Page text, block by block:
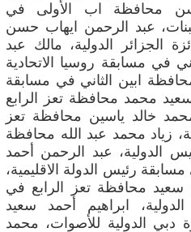
محافظة اب الأولى في
عبد الرحمن ايهاب حسن
الجزائر الدولية، مالك عبد
في مسابقة روسيا الاتحادية
ابين الثاني في مسابقة
محمد محافظة تعز الرابع
خالد ياسين محافظة تعز
زياد محمد عبد الله محافظة
الدولية، عبد الرحمن أحمد
رئيس الدولة الاقليمية،
سعيد محافظة تعز الرابع في
ابراهيم أحمد سعيد
دبي الدولية للأصوات، محمد